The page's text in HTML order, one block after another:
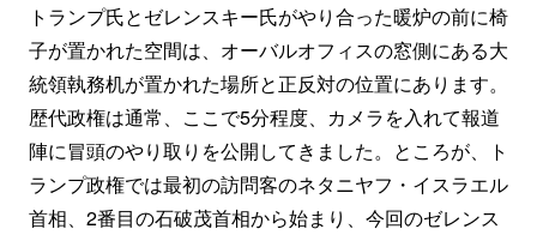
トランプ氏とゼレンスキー氏がやり合った暖炉の前に椅
子が置かれた空間は、オーバルオフィスの窓側にある大
統領執務机が置かれた場所と正反対の位置にあります。
歴代政権は通常、ここで5分程度、カメラを入れて報道
陣に冒頭のやり取りを公開してきました。ところが、ト
ランプ政権では最初の訪問客のネタニヤフ・イスラエル
首相、2番目の石破茂首相から始まり、今回のゼレンス